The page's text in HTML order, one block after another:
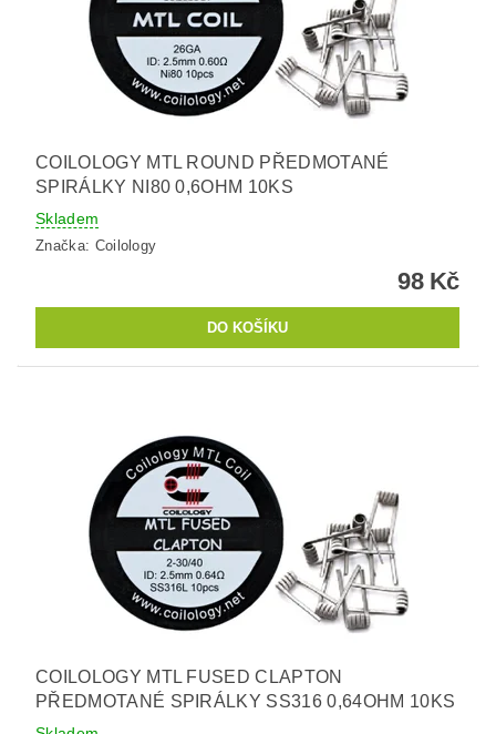
COILOLOGY MTL ROUND PŘEDMOTANÉ
SPIRÁLKY NI80 0,6OHM 10KS
Skladem
Značka: Coilology
98 Kč
COILOLOGY MTL FUSED CLAPTON
PŘEDMOTANÉ SPIRÁLKY SS316 0,64OHM 10KS